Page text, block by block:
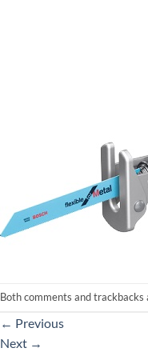
Both comments and trackbacks
← Previous
Next →